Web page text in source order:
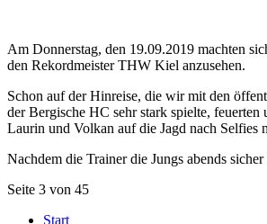
Am Donnerstag, den 19.09.2019 machten
den Rekordmeister THW Kiel anzusehen.
Schon auf der Hinreise, die wir mit den
der Bergische HC sehr stark spielte,
Laurin und Volkan auf die Jagd nach Selfies
Nachdem die Trainer die Jungs abends
Seite 3 von 45
Start